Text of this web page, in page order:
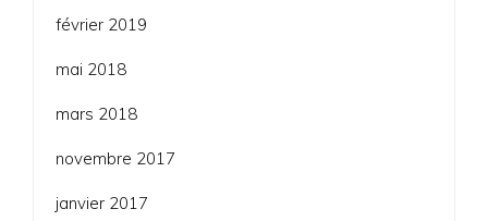
février 2019
mai 2018
mars 2018
novembre 2017
janvier 2017